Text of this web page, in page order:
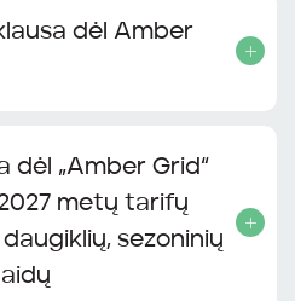
dėl Amber
dėl „Amber Grid“
metų tarifų
sezoninių